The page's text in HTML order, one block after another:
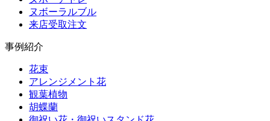
ヌボーラルブル
来店受取注文
事例紹介
花束
アレンジメント花
観葉植物
胡蝶蘭